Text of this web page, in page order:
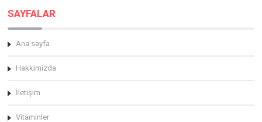
SAYFALAR
Ana sayfa
Hakkimizda
İletişim
Vitaminler